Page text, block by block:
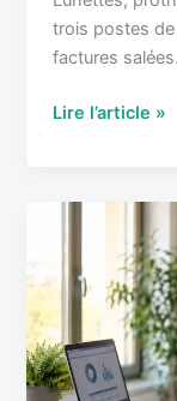
trois postes
factures
Lire l’article »
Madelin
mutuelle
TNS
:
guide